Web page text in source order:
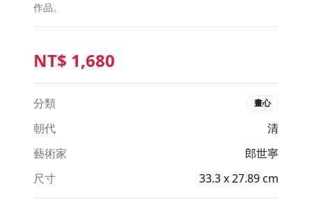
作品。
NT$ 1,680
分類 畫心
朝代
清
藝術家
郎世寧
尺寸
33.3 x 27.89 cm